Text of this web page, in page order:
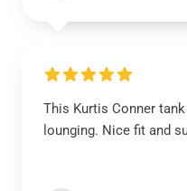
This Kurtis Conner
lounging. Nice fit and